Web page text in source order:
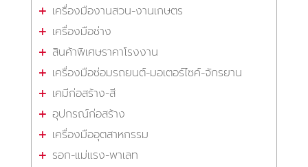
เครื่องมืองานสวน-งานเกษตร
เครื่องมือช่าง
สินค้าพิเศษราคาโรงงาน
เครื่องมือซ่อมรถยนต์-มอเตอร์ไซค์-จักรยาน
เคมีก่อสร้าง-สี
อุปกรณ์ก่อสร้าง
เครื่องมืออุตสาหกรรม
รอก-แม่แรง-พาเลท